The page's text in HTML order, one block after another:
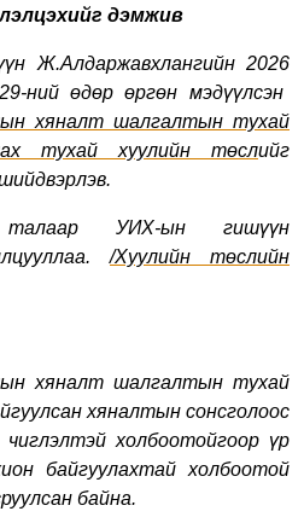
дэмжив
Ж.Алдаржавхлангийн2026
29-ний өдөр өргөн мэдүүлсэн
хяналт шалгалтын тухай
тухай хуулийн төслийг
УИХ-ын гишүүн
/Хуулийн төслийн
хяналт шалгалтын тухай
хяналтын сонсголоос
холбоотойгоор үр
байгуулахтай холбоотой
байна.